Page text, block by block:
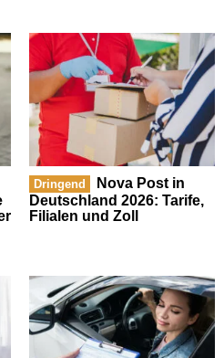
Dringend
Nova Post in
Deutschland 2026: Tarife,
Filialen und Zoll